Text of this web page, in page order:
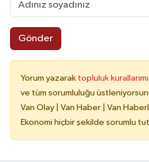
Gönder
Yorum yazarak topluluk
ve tüm sorumluluğu
Van Olay | Van Haber | Van
Ekonomi hiçbir şekilde sorumlu